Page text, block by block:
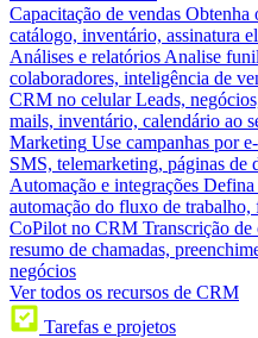
Capacitação de vendas Obtenha
catálogo, inventário, assinatura
Análises e relatórios Analise
colaboradores, inteligência de
CRM no celular Leads,
mails, inventário, calendário ao
Marketing Use campanhas por
SMS, telemarketing, páginas de
Automação e integrações Defina
automação do fluxo de
CoPilot no CRM Transcrição de
resumo de chamadas,
negócios
Ver todos os recursos de CRM
Tarefas e projetos